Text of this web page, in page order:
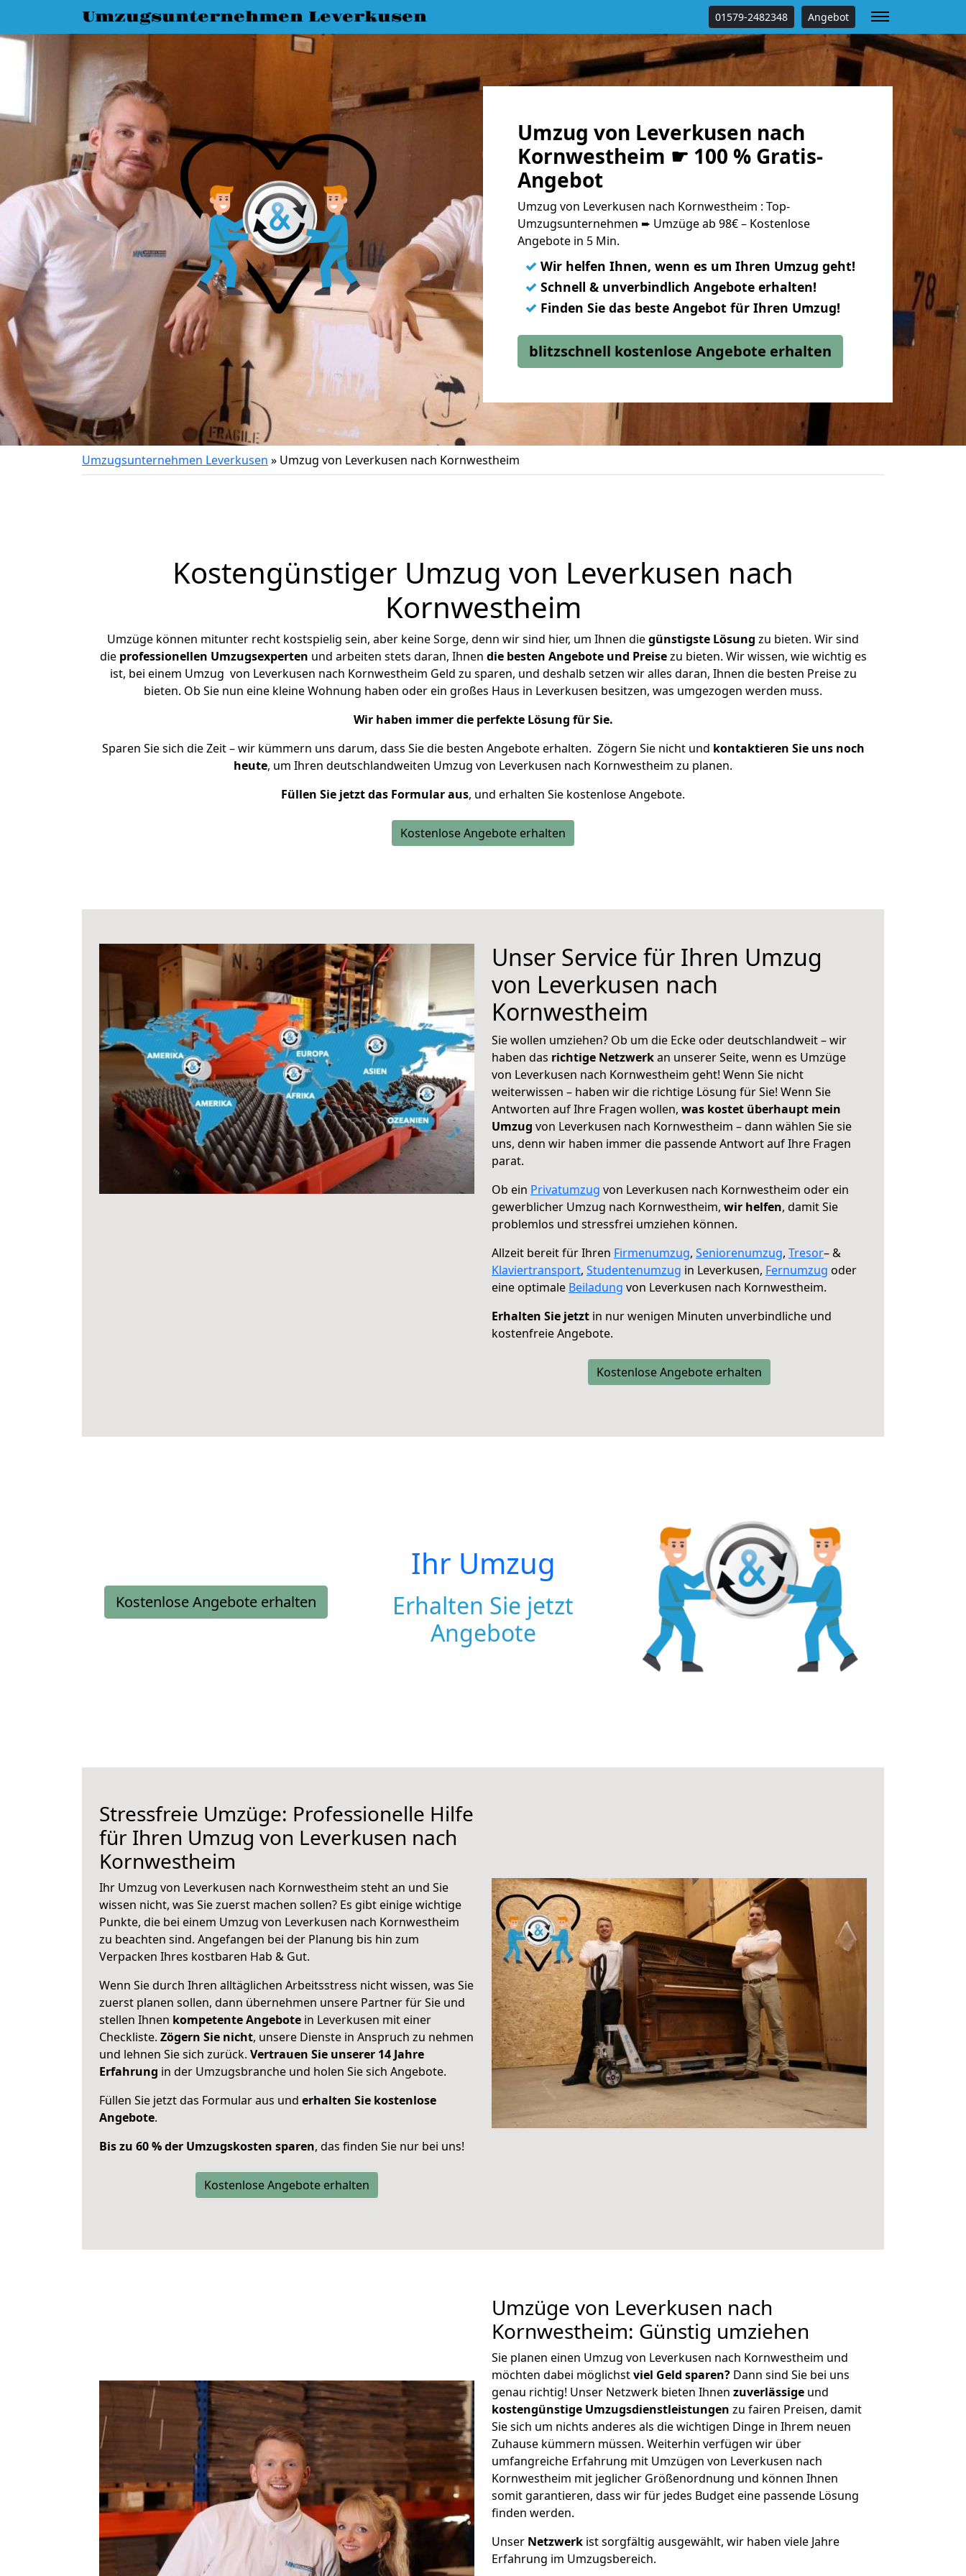
Umzugsunternehmen Leverkusen 01579-2482348 Angebot
Umzug von Leverkusen nach
Kornwestheim ☛ 100 % Gratis-
Angebot
Umzug von Leverkusen nach Kornwestheim : Top-
Umzugsunternehmen ➨ Umzüge ab 98€ – Kostenlose
Angebote in 5 Min.
✓ Wir helfen Ihnen, wenn es um Ihren Umzug geht!
✓ Schnell & unverbindlich Angebote erhalten!
✓ Finden Sie das beste Angebot für Ihren Umzug!
blitzschnell kostenlose Angebote erhalten
Umzugsunternehmen Leverkusen » Umzug von Leverkusen nach Kornwestheim
Kostengünstiger Umzug von Leverkusen nach
Kornwestheim
Umzüge können mitunter recht kostspielig sein, aber keine Sorge, denn wir sind hier, um Ihnen diegünstigste Lösung zu bieten. Wir sind
die professionellen Umzugsexperten und arbeiten stets daran, Ihnen die besten Angebote und Preisezu bieten. Wir wissen, wie wichtig es
ist, bei einem Umzug von Leverkusen nach Kornwestheim Geld zu sparen, und deshalb setzen wir alles daran, Ihnen die besten Preise zu
bieten. Ob Sie nun eine kleine Wohnung haben oder ein großes Haus in Leverkusen besitzen, was umgezogen werden muss.
Wir haben immer die perfekte Lösung für Sie.
Sparen Sie sich die Zeit – wir kümmern uns darum, dass Sie die besten Angebote erhalten. Zögern Sie nicht und kontaktieren Sie uns noch
heute, um Ihren deutschlandweiten Umzug von Leverkusen nach Kornwestheim zu planen.
Füllen Sie jetzt das Formular aus, und erhalten Sie kostenlose Angebote.
Kostenlose Angebote erhalten
Unser Service für Ihren Umzug
von Leverkusen nach
Kornwestheim
Sie wollen umziehen? Ob um die Ecke oder deutschlandweit – wir
haben das richtige Netzwerkan unserer Seite, wenn es Umzüge
von Leverkusen nach Kornwestheim geht! Wenn Sie nicht
weiterwissen – haben wir die richtige Lösung für Sie! Wenn Sie
Antworten auf Ihre Fragen wollen, was kostet überhaupt mein
Umzug von Leverkusen nach Kornwestheim – dann wählen Sie sie
uns, denn wir haben immer die passende Antwort auf Ihre Fragen
parat.
Ob ein Privatumzug von Leverkusen nach Kornwestheim oder ein
gewerblicher Umzug nach Kornwestheim, wir helfen, damit Sie
problemlos und stressfrei umziehen können.
Allzeit bereit für Ihren Firmenumzug, Seniorenumzug, Tresor– &
Klaviertransport, Studentenumzug in Leverkusen, Fernumzug oder
eine optimale Beiladung von Leverkusen nach Kornwestheim.
Erhalten Sie jetzt in nur wenigen Minuten unverbindliche und
kostenfreie Angebote.
Kostenlose Angebote erhalten
Kostenlose Angebote erhalten
Ihr Umzug
Erhalten Sie jetzt
Angebote
Stressfreie Umzüge: Professionelle Hilfe
für Ihren Umzug von Leverkusen nach
Kornwestheim
Ihr Umzug von Leverkusen nach Kornwestheim steht an und Sie
wissen nicht, was Sie zuerst machen sollen? Es gibt einige wichtige
Punkte, die bei einem Umzug von Leverkusen nach Kornwestheim
zu beachten sind. Angefangen bei der Planung bis hin zum
Verpacken Ihres kostbaren Hab & Gut.
Wenn Sie durch Ihren alltäglichen Arbeitsstress nicht wissen, was Sie
zuerst planen sollen, dann übernehmen unsere Partner für Sie und
stellen Ihnen kompetente Angebote in Leverkusen mit einer
Checkliste. Zögern Sie nicht, unsere Dienste in Anspruch zu nehmen
und lehnen Sie sich zurück. Vertrauen Sie unserer 14 Jahre
Erfahrung in der Umzugsbranche und holen Sie sich Angebote.
Füllen Sie jetzt das Formular aus und erhalten Sie kostenlose
Angebote.
Bis zu 60 % der Umzugskosten sparen, das finden Sie nur bei uns!
Kostenlose Angebote erhalten
Umzüge von Leverkusen nach
Kornwestheim: Günstig umziehen
Sie planen einen Umzug von Leverkusen nach Kornwestheim und
möchten dabei möglichstviel Geld sparen? Dann sind Sie bei uns
genau richtig! Unser Netzwerk bieten Ihnen zuverlässige und
kostengünstige Umzugsdienstleistungen zu fairen Preisen, damit
Sie sich um nichts anderes als die wichtigen Dinge in Ihrem neuen
Zuhause kümmern müssen. Weiterhin verfügen wir über
umfangreiche Erfahrung mit Umzügen von Leverkusen nach
Kornwestheim mit jeglicher Größenordnung und können Ihnen
somit garantieren, dass wir für jedes Budget eine passende Lösung
finden werden.
Unser Netzwerk ist sorgfältig ausgewählt, wir haben viele Jahre
Erfahrung im Umzugsbereich.